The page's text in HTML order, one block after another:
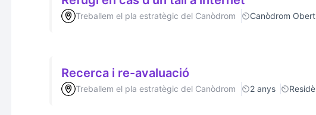
Treballem el pla estratègic del Canòdrom Canòdrom Obert
Recerca i re-avaluació
Treballem el pla estratègic del Canòdrom 2 anys